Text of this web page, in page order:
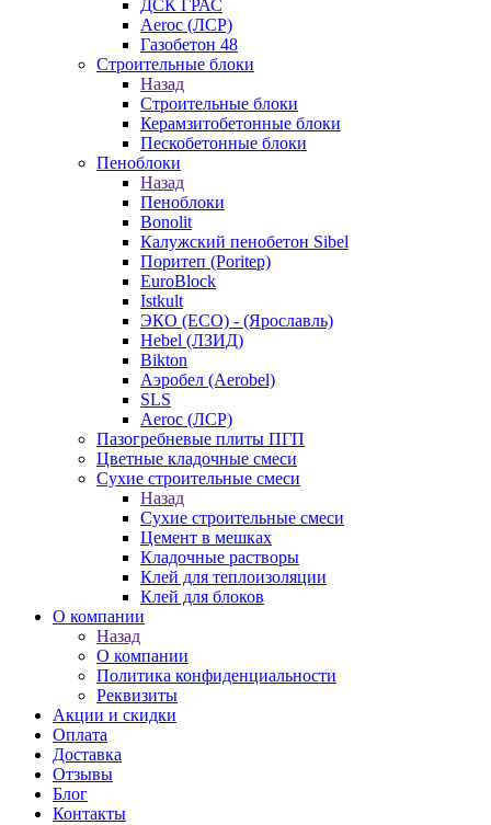
ДСК ГРАС
Aeroc (ЛСР)
Газобетон 48
Строительные блоки
Назад
Строительные блоки
Керамзитобетонные блоки
Пескобетонные блоки
Пеноблоки
Назад
Пеноблоки
Bonolit
Калужский пенобетон Sibel
Поритеп (Poritep)
EuroBlock
Istkult
ЭКО (ECO) - (Ярославль)
Hebel (ЛЗИД)
Bikton
Аэробел (Aerobel)
SLS
Aeroc (ЛСР)
Пазогребневые плиты ПГП
Цветные кладочные смеси
Сухие строительные смеси
Назад
Сухие строительные смеси
Цемент в мешках
Кладочные растворы
Клей для теплоизоляции
Клей для блоков
О компании
Назад
О компании
Политика конфиденциальности
Реквизиты
Акции и скидки
Оплата
Доставка
Отзывы
Блог
Контакты